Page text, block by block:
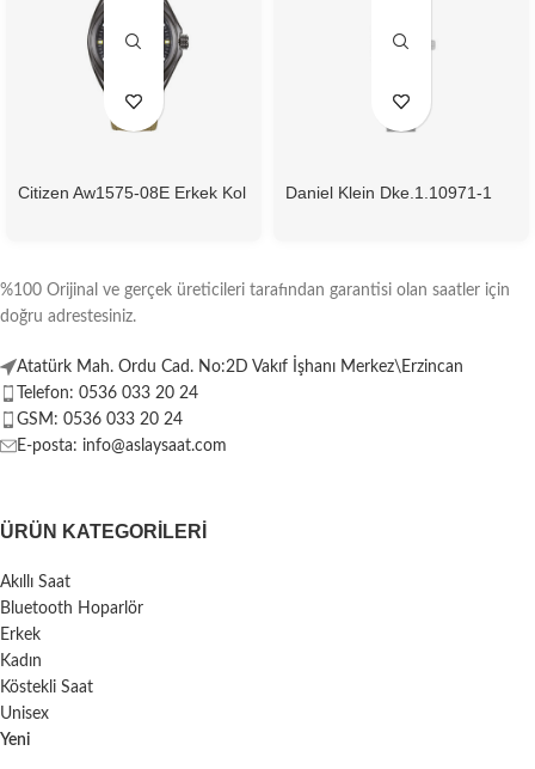
Citizen Aw1575-08E Erkek Kol
Daniel Klein Dke.1.10971-1
%100 Orijinal ve gerçek üreticileri tarafından garantisi olan saatler için
doğru adrestesiniz.
Atatürk Mah. Ordu Cad. No:2D Vakıf İşhanı Merkez\Erzincan
Telefon: 0536 033 20 24
GSM: 0536 033 20 24
E-posta: info@aslaysaat.com
ÜRÜN KATEGORILERI
Akıllı Saat
Bluetooth Hoparlör
Erkek
Kadın
Köstekli Saat
Unisex
Yeni